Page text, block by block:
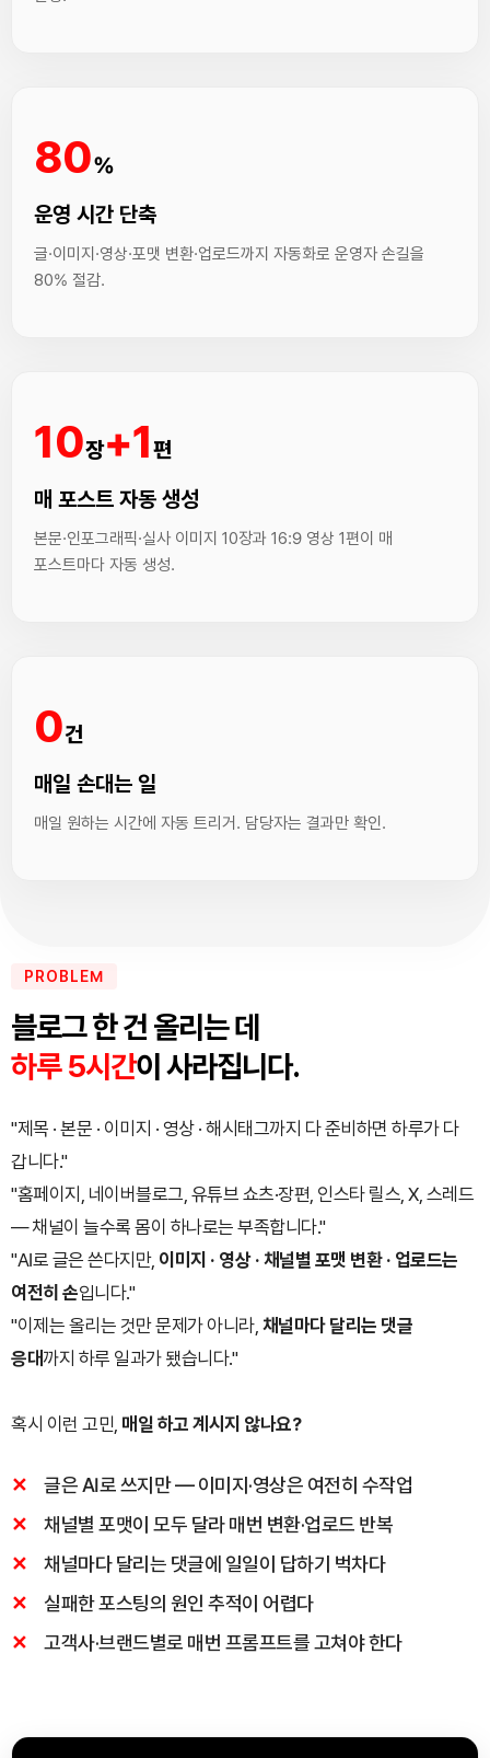
80%
운영 시간 단축
글·이미지·영상·포맷 변환·업로드까지 자동화로 운영자 손길을
80% 절감.
10장+1편
매 포스트 자동 생성
본문·인포그래픽·실사 이미지 10장과 16:9 영상 1편이 매
포스트마다 자동 생성.
0건
매일 손대는 일
매일 원하는 시간에 자동 트리거. 담당자는 결과만 확인.
PROBLEM
블로그 한 건 올리는 데
하루 5시간이 사라집니다.
"제목 · 본문 · 이미지 · 영상 · 해시태그까지 다 준비하면 하루가 다
갑니다."
"홈페이지, 네이버블로그, 유튜브 쇼츠·장편, 인스타 릴스, X, 스레드
— 채널이 늘수록 몸이 하나로는 부족합니다."
"AI로 글은 쓴다지만, 이미지 · 영상 · 채널별 포맷 변환 · 업로드는
여전히 손입니다."
"이제는 올리는 것만 문제가 아니라, 채널마다 달리는 댓글
응대까지 하루 일과가 됐습니다."
혹시 이런 고민, 매일 하고 계시지 않나요?
글은 AI로 쓰지만 — 이미지·영상은 여전히 수작업
채널별 포맷이 모두 달라 매번 변환·업로드 반복
채널마다 달리는 댓글에 일일이 답하기 벅차다
실패한 포스팅의 원인 추적이 어렵다
고객사·브랜드별로 매번 프롬프트를 고쳐야 한다